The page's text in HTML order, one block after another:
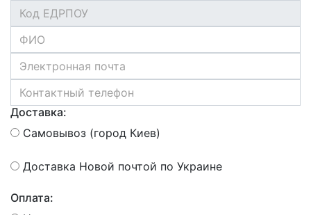
Доставка:
Самовывоз (город Киев)
Доставка Новой почтой по Украине
Оплата: